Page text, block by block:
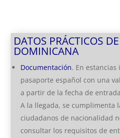
DATOS PRÁCTICOS
DOMINICANA
Documentación. En
pasaporte español con una
a partir de la fecha de
A la llegada, se cumplimenta
ciudadanos de nacionalidad
consultar los requisitos de